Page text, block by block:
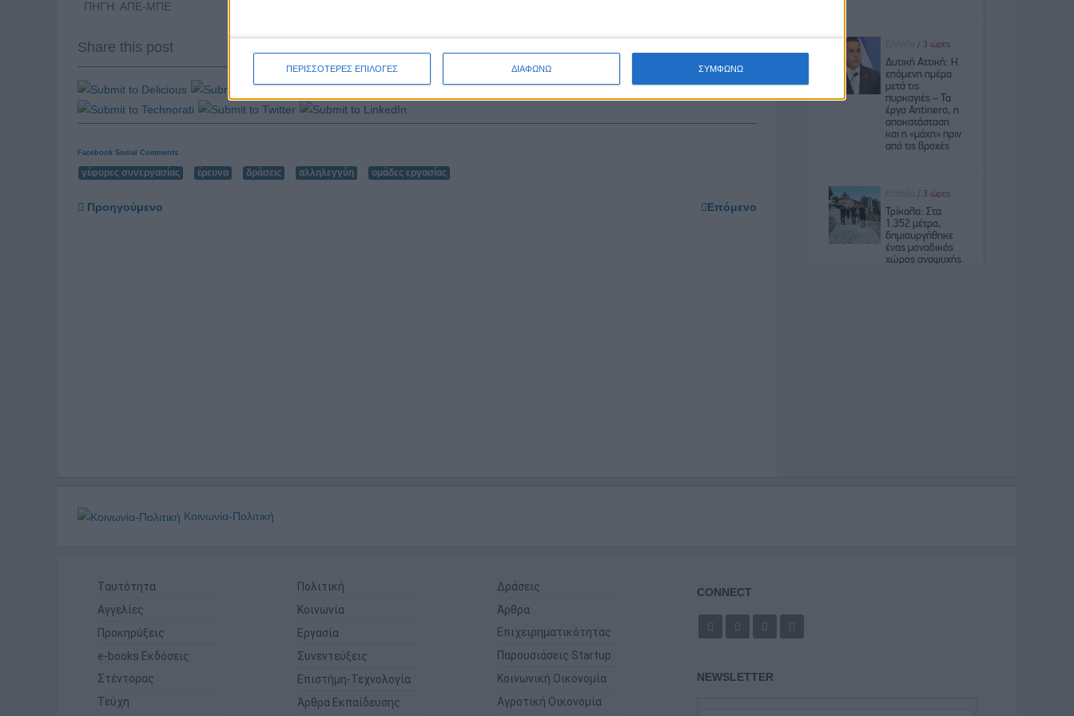
ΠΕΡΙΣΣΟΤΕΡΕΣ ΕΠΙΛΟΓΕΣ ΔΙΑΦΩΝΩ ΣΥΜΦΩΝΩ
ΠΗΓΗ: ΑΠΕ-ΜΠΕ
Share this post
Facebook Social Comments
γέφυρες συνεργασίας έρευνα δράσεις αλληλεγγύη ομάδες εργασίας
Προηγούμενο Επόμενο
Κοινωνία-Πολιτική
Ταυτότητα
Αγγελίες
Προκηρύξεις
e-books Εκδόσεις
Στέντορας
Τεύχη
Πολιτική
Κοινωνία
Εργασία
Συνεντεύξεις
Επιστήμη-Τεχνολογία
Άρθρα Εκπαίδευσης
Δράσεις
Άρθρα
Επιχειρηματικότητας
Παρουσιάσεις Startup
Κοινωνική Οικονομία
Αγροτική Οικονομία
CONNECT
NEWSLETTER